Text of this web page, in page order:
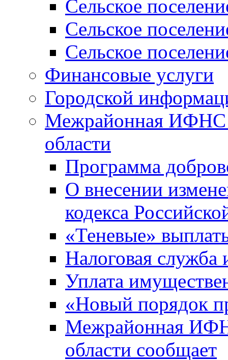
Сельское
Сельское
Сельское
Финансовые услуги
Городской
Межрайонная ИФНС
области
Программа
О внесении
кодекса
«Теневые»
Налоговая служба
Уплата
«Новый порядок
Межрайонная
области сообщает